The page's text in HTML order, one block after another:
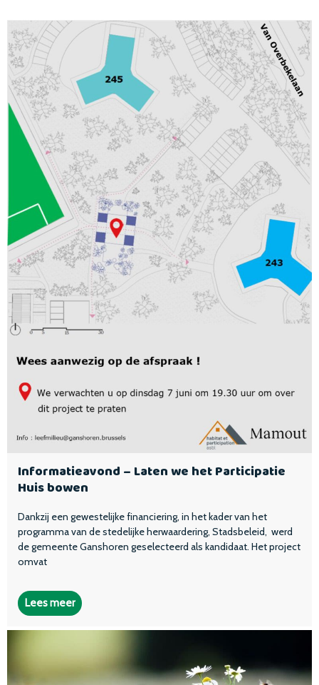
Informatieavond – Laten we het Participatie
Huis bowen
Dankzij een gewestelijke financiering, in het kader van het
programma van de stedelijke herwaardering, Stadsbeleid, werd
de gemeente Ganshoren geselecteerd als kandidaat. Het project
omvat
Lees meer